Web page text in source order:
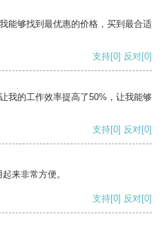
能够找到最优惠的价格，买到最合适
支持[0] 反对[0]
我的工作效率提高了50%，让我能够
支持[0] 反对[0]
来非常方便。
支持[0] 反对[0]